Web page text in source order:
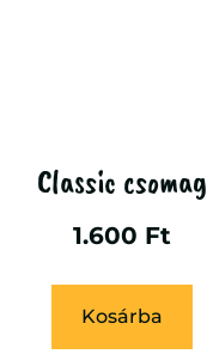
Classic csomag
1.600 Ft
Kosárba